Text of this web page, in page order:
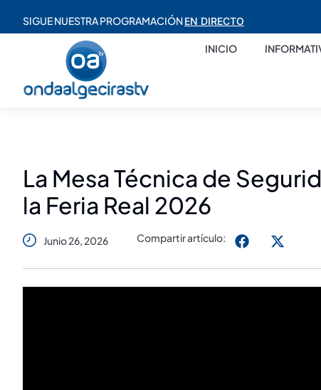
SIGUE NUESTRA PROGRAMACIÓNEN DIRECTO
INICIO
La Mesa Técnica de
la Feria Real 2026
Junio 26, 2026 Compartir artículo: